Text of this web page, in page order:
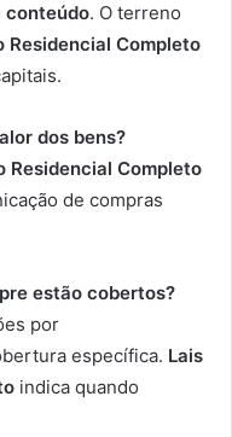
conteúdo. O terreno
Residencial Completo
dos bens?
Residencial Completo
de compras
estão cobertos?
por
específica. Lais
indica quando